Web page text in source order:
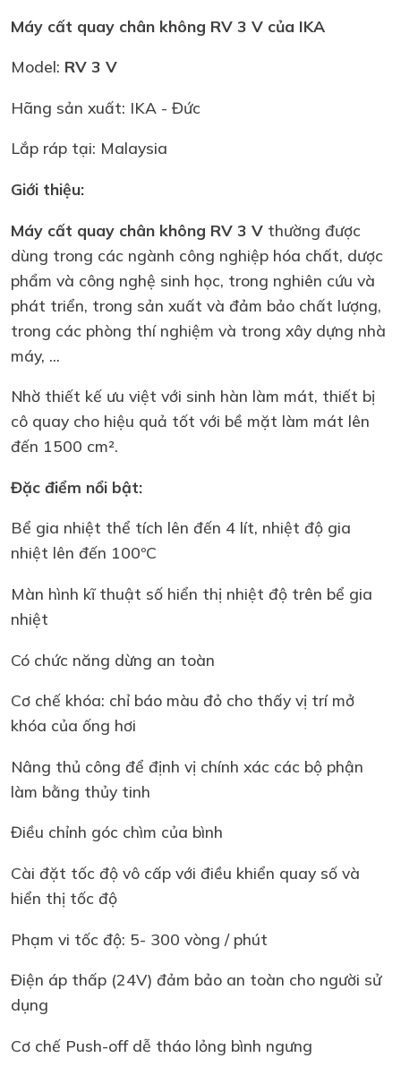
Máy cất quay chân không RV 3 V của IKA
Model: RV 3 V
Hãng sản xuất: IKA - Đức
Lắp ráp tại: Malaysia
Giới thiệu:
Máy cất quay chân không RV 3 V thường được
dùng trong các ngành công nghiệp hóa chất, dược
phẩm và công nghệ sinh học, trong nghiên cứu và
phát triển, trong sản xuất và đảm bảo chất lượng,
trong các phòng thí nghiệm và trong xây dựng nhà
máy, ...
Nhờ thiết kế ưu việt với sinh hàn làm mát, thiết bị
cô quay cho hiệu quả tốt với bề mặt làm mát lên
đến 1500 cm².
Đặc điểm nổi bật:
Bể gia nhiệt thể tích lên đến 4 lít, nhiệt độ gia
nhiệt lên đến 100ºC
Màn hình kĩ thuật số hiển thị nhiệt độ trên bể gia
nhiệt
Có chức năng dừng an toàn
Cơ chế khóa: chỉ báo màu đỏ cho thấy vị trí mở
khóa của ống hơi
Nâng thủ công để định vị chính xác các bộ phận
làm bằng thủy tinh
Điều chỉnh góc chìm của bình
Cài đặt tốc độ vô cấp với điều khiển quay số và
hiển thị tốc độ
Phạm vi tốc độ: 5- 300 vòng / phút
Điện áp thấp (24V) đảm bảo an toàn cho người sử
dụng
Cơ chế Push-off dễ tháo lỏng bình ngưng